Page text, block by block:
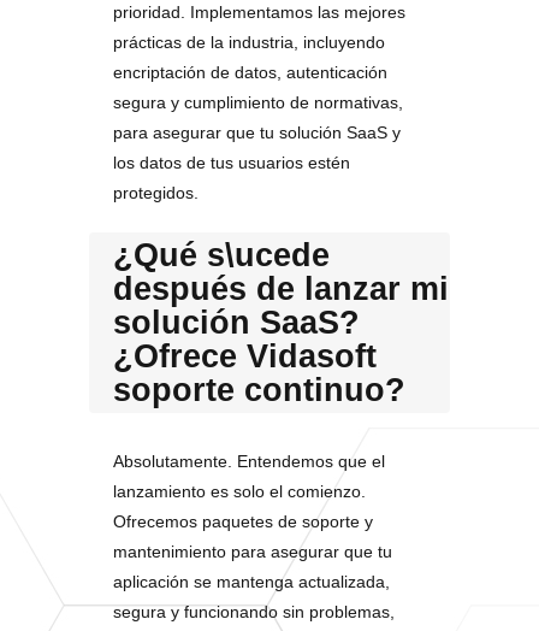
prioridad. Implementamos las mejores
prácticas de la industria, incluyendo
encriptación de datos, autenticación
segura y cumplimiento de normativas,
para asegurar que tu solución SaaS y
los datos de tus usuarios estén
protegidos.
¿Qué s\ucede
después de lanzar mi
solución SaaS?
¿Ofrece Vidasoft
soporte continuo?
Absolutamente. Entendemos que el
lanzamiento es solo el comienzo.
Ofrecemos paquetes de soporte y
mantenimiento para asegurar que tu
aplicación se mantenga actualizada,
segura y funcionando sin problemas,